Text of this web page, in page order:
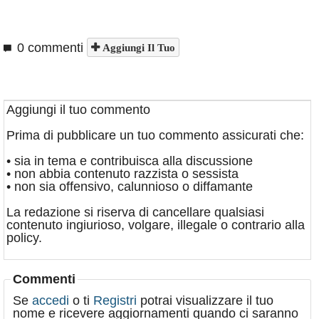
0 commenti Aggiungi Il Tuo
Aggiungi il tuo commento
Prima di pubblicare un tuo commento assicurati che:
• sia in tema e contribuisca alla discussione
• non abbia contenuto razzista o sessista
• non sia offensivo, calunnioso o diffamante
La redazione si riserva di cancellare qualsiasi
contenuto ingiurioso, volgare, illegale o contrario alla
policy.
Commenti
Se accedi o ti Registri potrai visualizzare il tuo
nome e ricevere aggiornamenti quando ci saranno